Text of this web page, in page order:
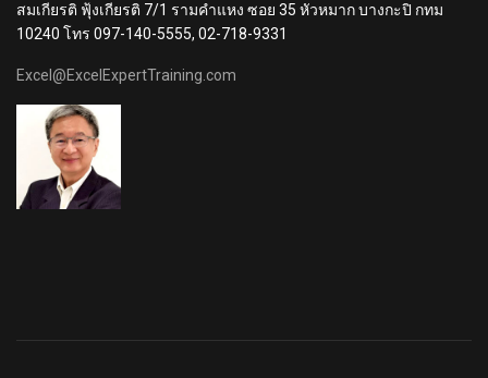
สมเกียรติ ฟุ้งเกียรติ 7/1 รามคำแหง ซอย 35 หัวหมาก บางกะปิ กทม
10240 โทร 097-140-5555, 02-718-9331
Excel@ExcelExpertTraining.com